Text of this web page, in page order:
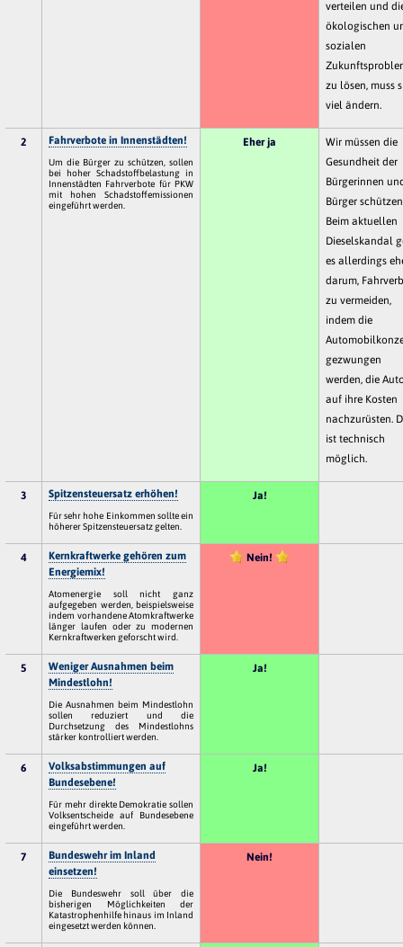
verteilen und
ökologischen
sozialen
zu lösen, muss
viel ändern.
2 Fahrverbote in Innenstädten!
Um die Bürger zu schützen, sollen
bei hoher Schadstoffbelastung in
Innenstädten Fahrverbote für PKW
mit hohen Schadstoffemissionen
eingeführt werden.
Eher ja
Wir müssen die
Gesundheit der
Bürgerinnen
Bürger
Beim aktuellen
Dieselskandal
es allerdings
darum,
zu vermeiden,
indem die
gezwungen
werden, die
auf ihre Kosten
nachzurüsten.
ist technisch
möglich.
3 Spitzensteuersatz erhöhen!
Für sehr hohe Einkommen sollte ein
höherer Spitzensteuersatz gelten.
Ja!
4
Kernkraftwerke gehören zum
Energiemix!
Atomenergie soll nicht ganz
aufgegeben werden, beispielsweise
indem vorhandene Atomkraftwerke
länger laufen oder zu modernen
Kernkraftwerken geforscht wird.
Nein!
5
Weniger Ausnahmen beim
Mindestlohn!
Die Ausnahmen beim Mindestlohn
sollen reduziert und die
Durchsetzung des Mindestlohns
stärker kontrolliert werden.
Ja!
6
Volksabstimmungen auf
Bundesebene!
Für mehr direkte Demokratie sollen
Volksentscheide auf Bundesebene
eingeführt werden.
Ja!
7
Bundeswehr im Inland
einsetzen!
Die Bundeswehr soll über die
bisherigen Möglichkeiten der
Katastrophenhilfe hinaus im Inland
eingesetzt werden können.
Nein!